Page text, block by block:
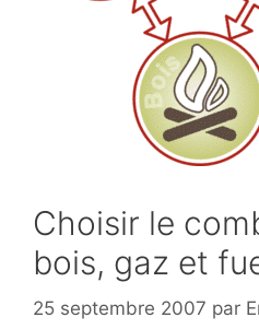
Choisir le
bois, gaz et
25 septembre 2007 par